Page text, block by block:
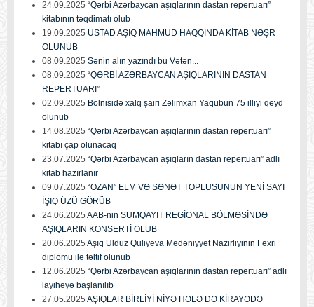
24.09.2025 “Qərbi Azərbaycan aşıqlarının dastan repertuarı”
kitabının təqdimatı olub
19.09.2025 USTAD AŞIQ MAHMUD HAQQINDA KİTAB NƏŞR
OLUNUB
08.09.2025 Sənin alın yazındı bu Vətən...
08.09.2025 “QƏRBİ AZƏRBAYCAN AŞIQLARININ DASTAN
REPERTUARI”
02.09.2025 Bolnisidə xalq şairi Zəlimxan Yaqubun 75 illiyi qeyd
olunub
14.08.2025 “Qərbi Azərbaycan aşıqlarının dastan repertuarı”
kitabı çap olunacaq
23.07.2025 “Qərbi Azərbaycan aşıqların dastan repertuarı” adlı
kitab hazırlanır
09.07.2025 “OZAN” ELM VƏ SƏNƏT TOPLUSUNUN YENİ SAYI
İŞIQ ÜZÜ GÖRÜB
24.06.2025 AAB-nin SUMQAYIT REGİONAL BÖLMƏSİNDƏ
AŞIQLARIN KONSERTİ OLUB
20.06.2025 Aşıq Ulduz Quliyeva Mədəniyyət Nazirliyinin Fəxri
diplomu ilə təltif olunub
12.06.2025 “Qərbi Azərbaycan aşıqlarının dastan repertuarı” adlı
layihəyə başlanılıb
27.05.2025 AŞIQLAR BİRLİYİ NİYƏ HƏLƏ DƏ KİRAYƏDƏ